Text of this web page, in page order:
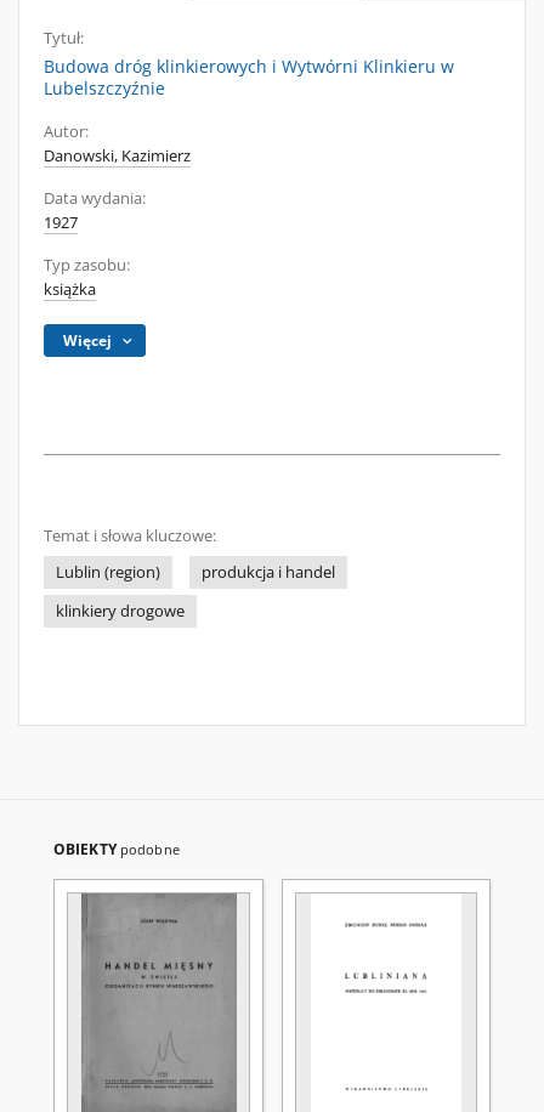
Tytuł:
Budowa dróg klinkierowych i Wytwórni Klinkieru w
Lubelszczyźnie
Autor:
Danowski, Kazimierz
Data wydania:
1927
Typ zasobu:
książka
Więcej
Temat i słowa kluczowe:
Lublin (region)
produkcja i handel
klinkiery drogowe
OBIEKTY podobne